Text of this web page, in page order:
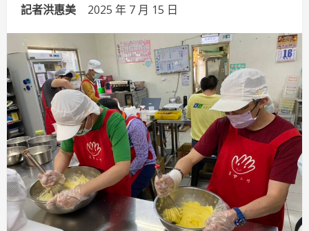
記者洪惠美 2025 年 7 月 15 日